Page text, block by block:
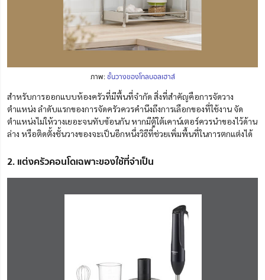
ภาพ:ชั้นวางของโกลบอลเฮาส์
สำหรับการออกแบบห้องครัวที่มีพื้นที่จำกัด สิ่งที่สำคัญคือการจัดวาง
ตำแหน่ง ลำดับแรกของการจัดครัวควรคำนึงถึงการเลือกของที่ใช้งาน จัด
ตำแหน่งไม่ให้วางเยอะจนทับซ้อนกัน หากมีตู้ใต้เคาน์เตอร์ควรนำของไว้ด้าน
ล่าง หรือติดตั้งชั้นวางของจะเป็นอีกหนึ่งวิธีที่ช่วยเพิ่มพื้นที่ในการตกแต่งได้
2. แต่งครัวคอนโดเฉพาะของใช้ที่จำเป็น